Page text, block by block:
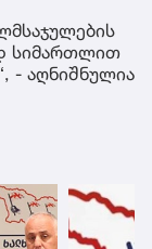
სიმართლით
- აღნიშნულია